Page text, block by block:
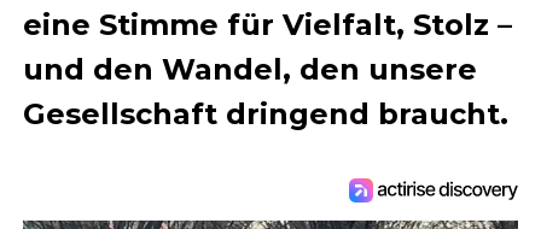
eine Stimme für Vielfalt, Stolz –
und den Wandel, den unsere
Gesellschaft dringend braucht.